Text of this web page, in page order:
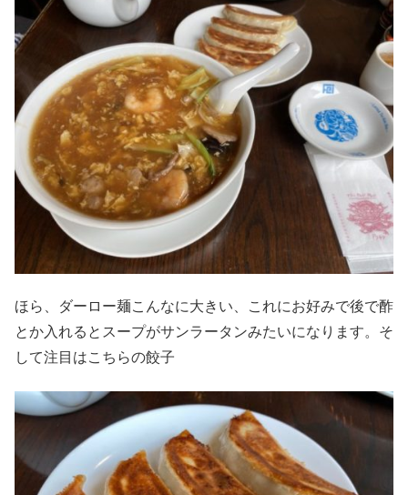
ほら、ダーロー麺こんなに大きい、これにお好みで後で酢
とか入れるとスープがサンラータンみたいになります。そ
して注目はこちらの餃子